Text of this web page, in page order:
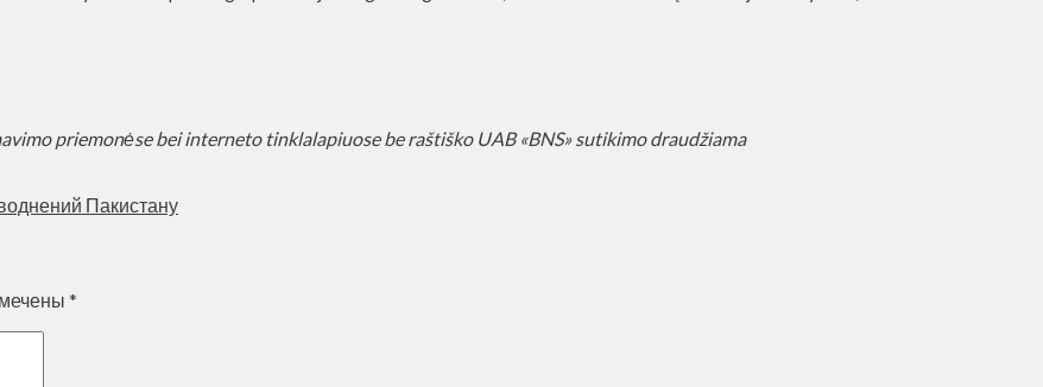
priemonėse bei interneto tinklalapiuose be raštiško UAB «BNS» sutikimo draudžiama
Пакистану
*